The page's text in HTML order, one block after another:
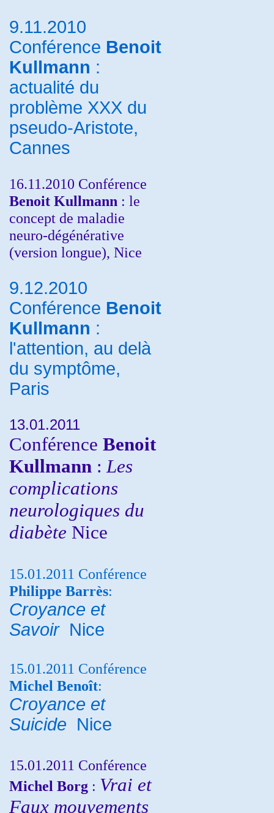
9.11.2010
Conférence Benoit
Kullmann :
actualité du
problème XXX du
pseudo-Aristote,
Cannes
16.11.2010 Conférence
Benoit Kullmann : le
concept de maladie
neuro-dégénérative
(version longue), Nice
9.12.2010
Conférence Benoit
Kullmann :
l'attention, au delà
du symptôme,
Paris
13.01.2011
Conférence Benoit
Kullmann : Les
complications
neurologiques du
diabète Nice
15.01.2011 Conférence
Philippe Barrès:
Croyance et
Savoir Nice
15.01.2011 Conférence
Michel Benoît:
Croyance et
Suicide Nice
15.01.2011 Conférence
Michel Borg : Vrai et
Faux mouvements